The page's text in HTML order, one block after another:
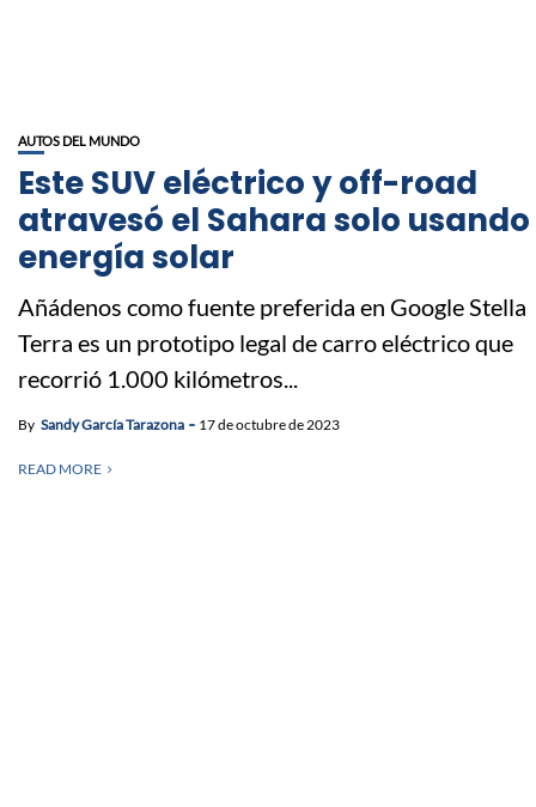
AUTOS DEL MUNDO
Este SUV eléctrico y off-road
atravesó el Sahara solo usando
energía solar
Añádenos como fuente preferida en Google Stella
Terra es un prototipo legal de carro eléctrico que
recorrió 1.000 kilómetros...
By Sandy García Tarazona 17 de octubre de 2023
READ MORE